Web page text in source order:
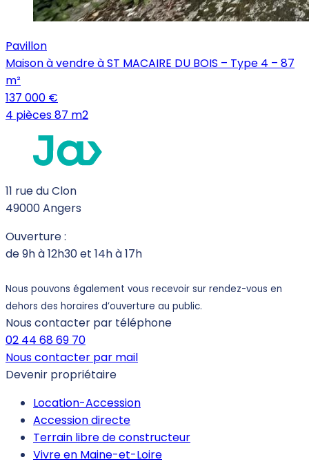
Pavillon
Maison à vendre à ST MACAIRE DU BOIS – Type 4 – 87
m²
137 000 €
4 pièces87 m2
11 rue du Clon
49000 Angers
Ouverture :
de 9h à 12h30 et 14h à 17h
Nous pouvons également vous recevoir sur rendez-vous en
dehors des horaires d’ouverture au public.
Nous contacter par téléphone
02 44 68 69 70
Nous contacter par mail
Devenir propriétaire
Location-Accession
Accession directe
Terrain libre de constructeur
Vivre en Maine-et-Loire